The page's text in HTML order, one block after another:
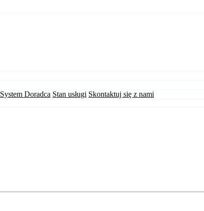
System Doradca Stan usługi Skontaktuj się z nami